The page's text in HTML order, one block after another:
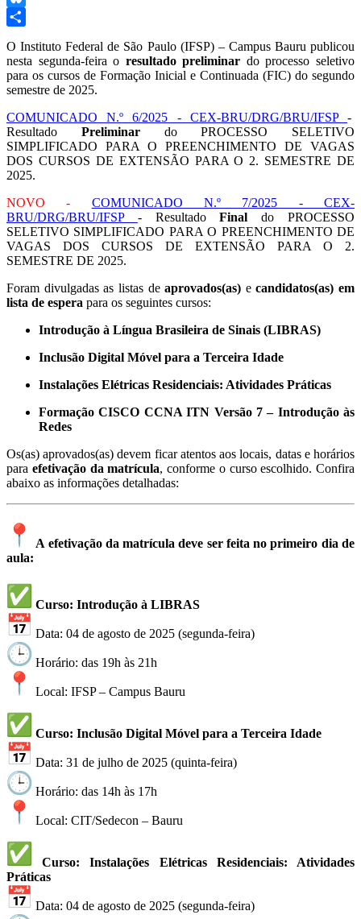
Bluesky
O Instituto Federal de São Paulo (IFSP) – Campus Bauru publicou
nesta segunda-feira o resultado preliminar do processo seletivo
para os cursos de Formação Inicial e Continuada (FIC) do segundo
semestre de 2025.
COMUNICADO N.º 6/2025 - CEX-BRU/DRG/BRU/IFSP -
Resultado Preliminardo PROCESSO SELETIVO
SIMPLIFICADO PARA O PREENCHIMENTO DE VAGAS
DOS CURSOS DE EXTENSÃO PARA O 2. SEMESTRE DE
2025.
NOVO -
COMUNICADO N.º 7/2025 - CEX-
BRU/DRG/BRU/IFSP - ResultadoFinal do PROCESSO
SELETIVO SIMPLIFICADO PARA O PREENCHIMENTO DE
VAGAS DOS CURSOS DE EXTENSÃO PARA O 2.
SEMESTRE DE 2025.
Foram divulgadas as listas deaprovados(as) ecandidatos(as) em
lista de espera para os seguintes cursos:
Introdução à Língua Brasileira de Sinais (LIBRAS)
Inclusão Digital Móvel para a Terceira Idade
Instalações Elétricas Residenciais: Atividades Práticas
Formação CISCO CCNA ITN Versão 7 – Introdução às
Redes
Os(as) aprovados(as) devem ficar atentos aos locais, datas e horários
para efetivação da matrícula, conforme o curso escolhido. Confira
abaixo as informações detalhadas:
A efetivação da matrícula deve ser feita no primeiro dia de
aula:
Curso: Introdução à LIBRAS
Data: 04 de agosto de 2025 (segunda-feira)
Horário: das 19h às 21h
Local: IFSP – Campus Bauru
Curso: Inclusão Digital Móvel para a Terceira Idade
Data: 31 de julho de 2025 (quinta-feira)
Horário: das 14h às 17h
Local: CIT/Sedecon – Bauru
Curso: Instalações Elétricas Residenciais: Atividades
Práticas
Data: 04 de agosto de 2025 (segunda-feira)